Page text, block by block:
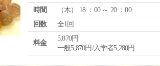
時間
（木） 18 ：00 ～ 20 ：00
回数
全1回
料金
5,870円
一般5,870円/入学者5,280円